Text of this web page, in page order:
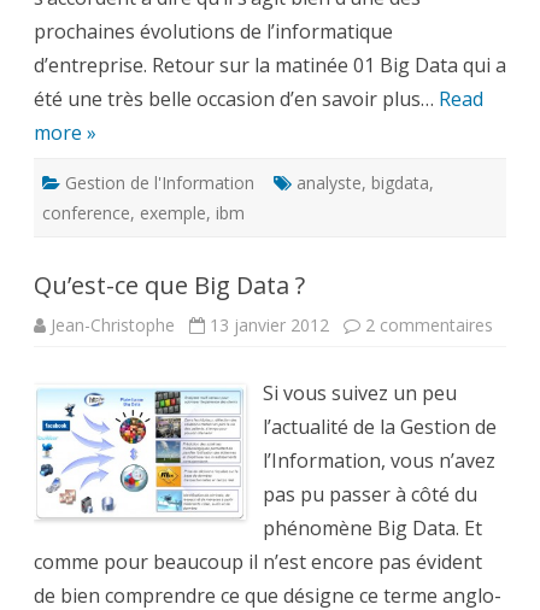
prochaines évolutions de l’informatique
d’entreprise. Retour sur la matinée 01 Big Data qui a
été une très belle occasion d’en savoir plus… Read
more »
Gestion de l'Information analyste, bigdata,
conference, exemple, ibm
Qu’est-ce que Big Data ?
Jean-Christophe 13 janvier 2012 2 commentaires
?
Si vous suivez un peu
l’actualité de la Gestion de
l’Information, vous n’avez
pas pu passer à côté du
phénomène Big Data. Et
comme pour beaucoup il n’est encore pas évident
de bien comprendre ce que désigne ce terme anglo-